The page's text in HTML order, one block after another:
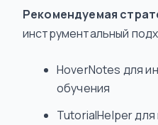
Рекомендуемая
инструментальный
HoverNotes для
обучения
TutorialHelper